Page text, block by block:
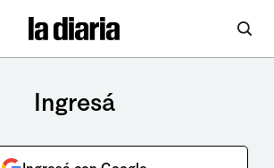
Ingresá